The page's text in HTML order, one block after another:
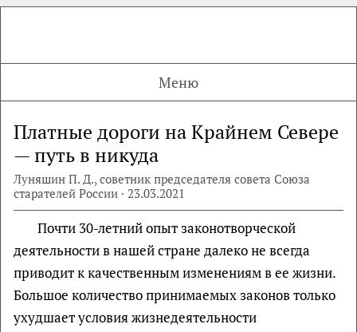
Меню
Платные дороги на Крайнем Севере
— путь в никуда
Луняшин П. Д., советник председателя совета Союза
старателей России · 23.03.2021
Почти 30-летний опыт законотворческой
деятельности в нашей стране далеко не всегда
приводит к качественным изменениям в ее жизни.
Большое количество принимаемых законов только
ухудшает условия жизнедеятельности